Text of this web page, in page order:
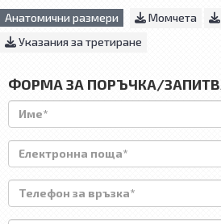
Анатомични размери Момчета
Указания за третиране
ФОРМА ЗА ПОРЪЧКА/